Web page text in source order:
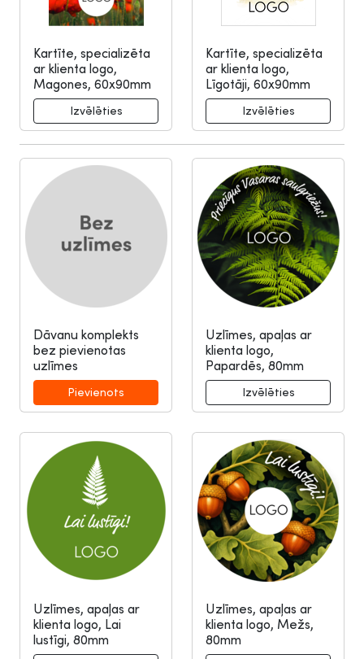
Kartīte, specializēta
ar klienta logo,
Magones, 60x90mm
Kartīte, specializēta
ar klienta logo,
Līgotāji, 60x90mm
Dāvanu komplekts
bez pievienotas
uzlīmes
Uzlīmes, apaļas ar
klienta logo,
Papardēs, 80mm
Uzlīmes, apaļas ar
klienta logo, Lai
lustīgi, 80mm
Uzlīmes, apaļas ar
klienta logo, Mežs,
80mm